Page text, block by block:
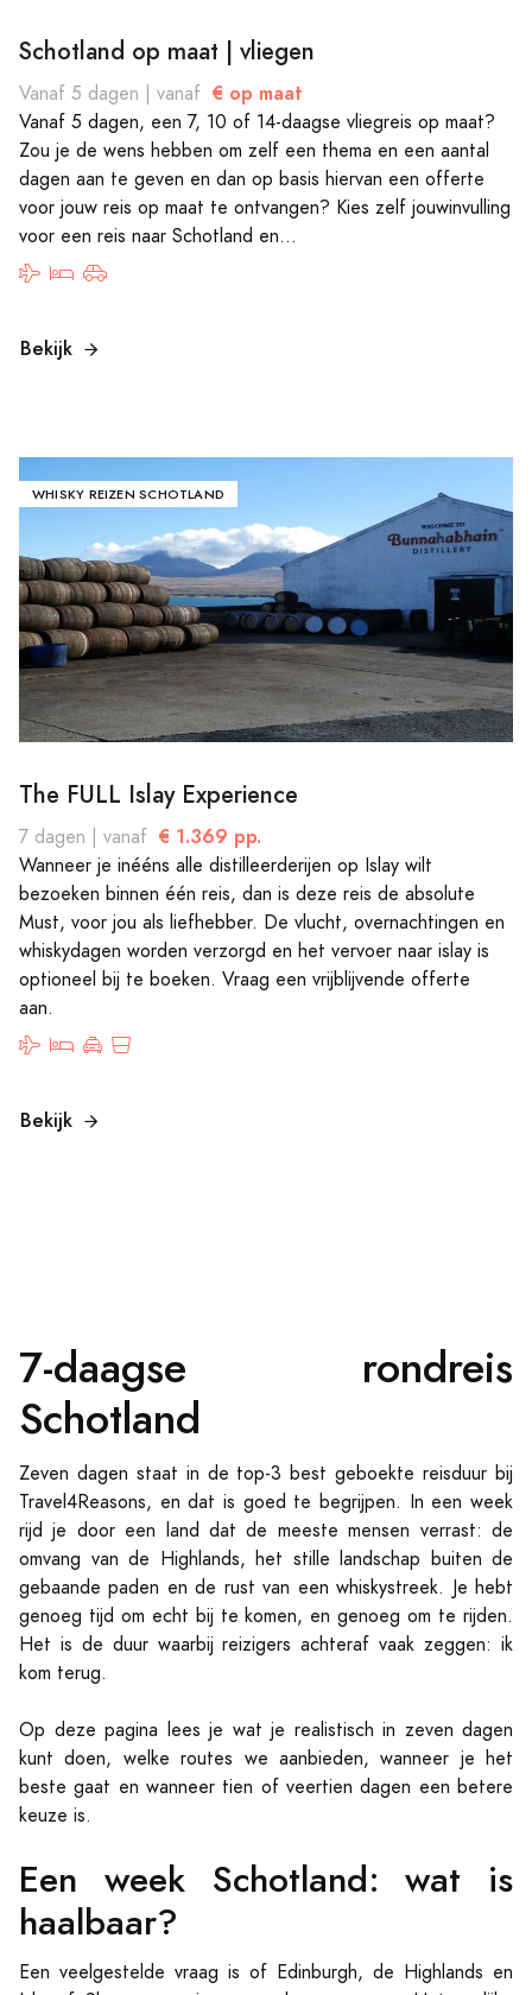
Schotland op maat | vliegen
Vanaf 5 dagen | vanaf € op maat
Vanaf 5 dagen, een 7, 10 of 14-daagse vliegreis op maat?
Zou je de wens hebben om zelf een thema en een aantal
dagen aan te geven en dan op basis hiervan een offerte
voor jouw reis op maat te ontvangen? Kies zelf jouwinvulling
voor een reis naar Schotland en...
Bekijk
WHISKY REIZEN SCHOTLAND
The FULL Islay Experience
7 dagen | vanaf € 1.369 pp.
Wanneer je inééns alle distilleerderijen op Islay wilt
bezoeken binnen één reis, dan is deze reis de absolute
Must, voor jou als liefhebber. De vlucht, overnachtingen en
whiskydagen worden verzorgd en het vervoer naar islay is
optioneel bij te boeken. Vraag een vrijblijvende offerte
aan.
Bekijk
7-daagse rondreis
Schotland
Zeven dagen staat in de top-3 best geboekte reisduur bij
Travel4Reasons, en dat is goed te begrijpen. In een week
rijd je door een land dat de meeste mensen verrast: de
omvang van de Highlands, het stille landschap buiten de
gebaande paden en de rust van een whiskystreek. Je hebt
genoeg tijd om echt bij te komen, en genoeg om te rijden.
Het is de duur waarbij reizigers achteraf vaak zeggen: ik
kom terug.
Op deze pagina lees je wat je realistisch in zeven dagen
kunt doen, welke routes we aanbieden, wanneer je het
beste gaat en wanneer tien of veertien dagen een betere
keuze is.
Een week Schotland: wat is
haalbaar?
Een veelgestelde vraag is of Edinburgh, de Highlands en